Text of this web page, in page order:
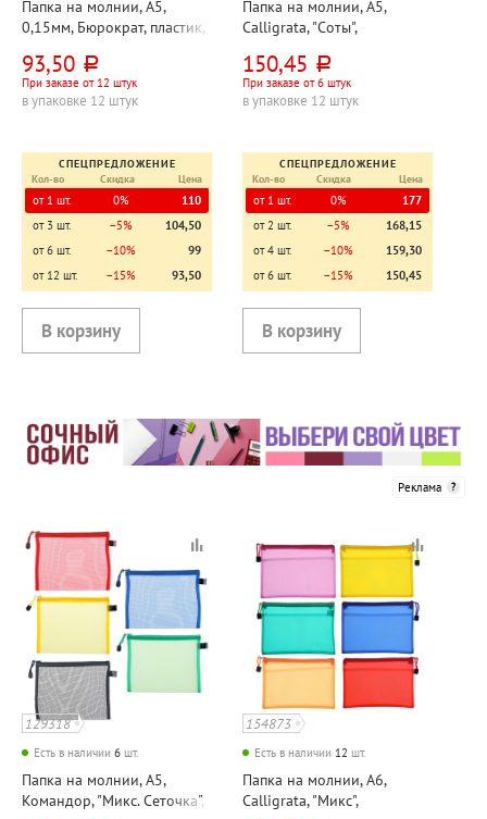
Папка на молнии, А5,
0,15мм, Бюрократ, пластик,
карманом для визиток
93,50 руб.
При заказе от 12 штук
в упаковке 12 штук
СПЕЦПРЕДЛОЖЕНИЕ
Кол-во
Скидка Цена
от 1 шт. 0%
110
от 3 шт.
−5%
104,50
от 6 шт.
−10%
99
от 12 шт.
−15% 93,50
Папка на молнии, А5,
Calligrata, "Соты",
пластик+текстиль, ассорти
150,45 руб.
При заказе от 6 штук
в упаковке 12 штук
СПЕЦПРЕДЛОЖЕНИЕ
Кол-во
Скидка Цена
от 1 шт. 0%
177
от 2 шт.
−5%
168,15
от 4 шт.
−10%
159,30
от 6 шт.
−15% 150,45
Реклама
129318
Есть в наличии 6 шт.
Папка на молнии, А5,
Командор, "Микс. Сеточка",
154873
Есть в наличии 12 шт.
Папка на молнии, А6,
Calligrata, "Микс",